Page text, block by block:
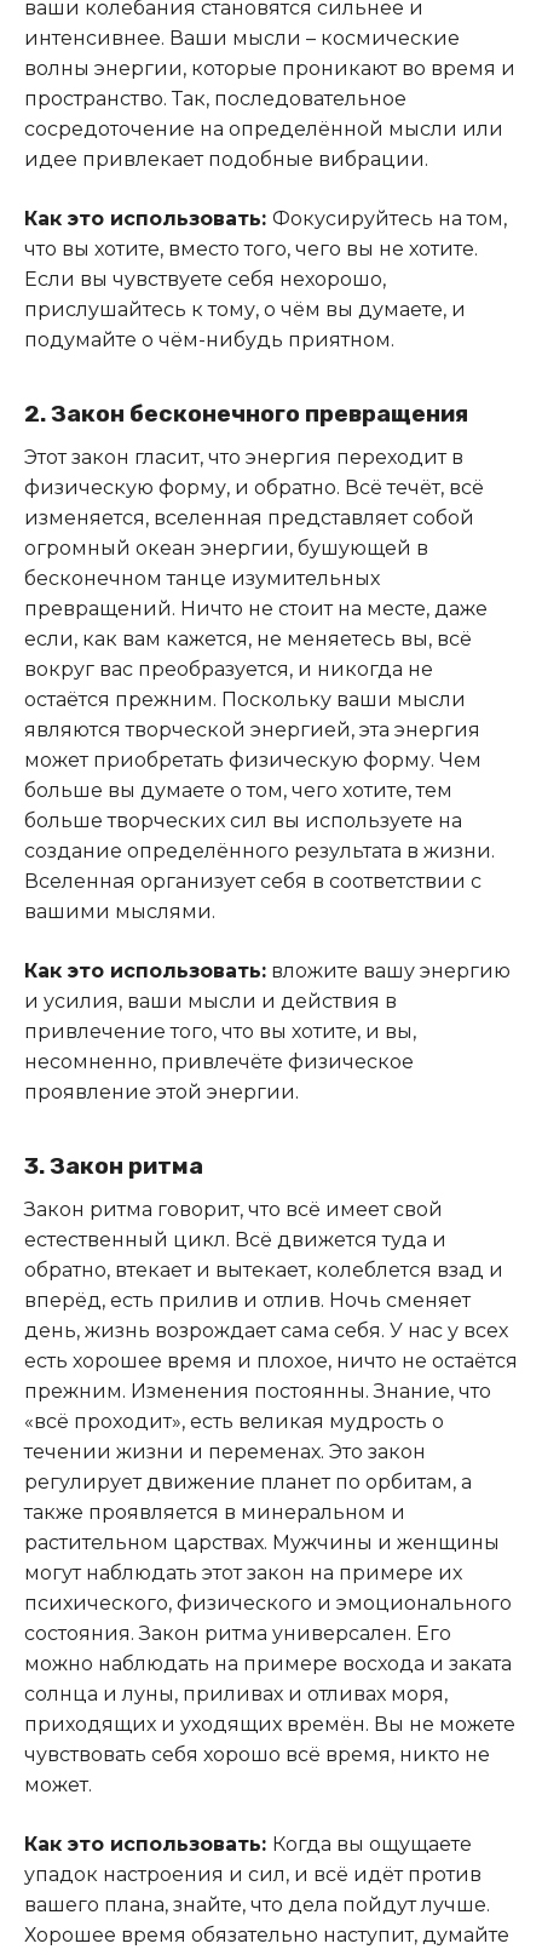
ваши колебания становятся сильнее и
интенсивнее. Ваши мысли – космические
волны энергии, которые проникают во время и
пространство. Так, последовательное
сосредоточение на определённой мысли или
идее привлекает подобные вибрации.
Как это использовать: Фокусируйтесь на том,
что вы хотите, вместо того, чего вы не хотите.
Если вы чувствуете себя нехорошо,
прислушайтесь к тому, о чём вы думаете, и
подумайте о чём-нибудь приятном.
2. Закон бесконечного превращения
Этот закон гласит, что энергия переходит в
физическую форму, и обратно. Всё течёт, всё
изменяется, вселенная представляет собой
огромный океан энергии, бушующей в
бесконечном танце изумительных
превращений. Ничто не стоит на месте, даже
если, как вам кажется, не меняетесь вы, всё
вокруг вас преобразуется, и никогда не
остаётся прежним. Поскольку ваши мысли
являются творческой энергией, эта энергия
может приобретать физическую форму. Чем
больше вы думаете о том, чего хотите, тем
больше творческих сил вы используете на
создание определённого результата в жизни.
Вселенная организует себя в соответствии с
вашими мыслями.
Как это использовать: вложите вашу энергию
и усилия, ваши мысли и действия в
привлечение того, что вы хотите, и вы,
несомненно, привлечёте физическое
проявление этой энергии.
3. Закон ритма
Закон ритма говорит, что всё имеет свой
естественный цикл. Всё движется туда и
обратно, втекает и вытекает, колеблется взад и
вперёд, есть прилив и отлив. Ночь сменяет
день, жизнь возрождает сама себя. У нас у всех
есть хорошее время и плохое, ничто не остаётся
прежним. Изменения постоянны. Знание, что
«всё проходит», есть великая мудрость о
течении жизни и переменах. Это закон
регулирует движение планет по орбитам, а
также проявляется в минеральном и
растительном царствах. Мужчины и женщины
могут наблюдать этот закон на примере их
психического, физического и эмоционального
состояния. Закон ритма универсален. Его
можно наблюдать на примере восхода и заката
солнца и луны, приливах и отливах моря,
приходящих и уходящих времён. Вы не можете
чувствовать себя хорошо всё время, никто не
может.
Как это использовать: Когда вы ощущаете
упадок настроения и сил, и всё идёт против
вашего плана, знайте, что дела пойдут лучше.
Хорошее время обязательно наступит, думайте